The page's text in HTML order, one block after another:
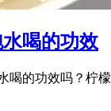
喝的功效
喝的功效吗？柠